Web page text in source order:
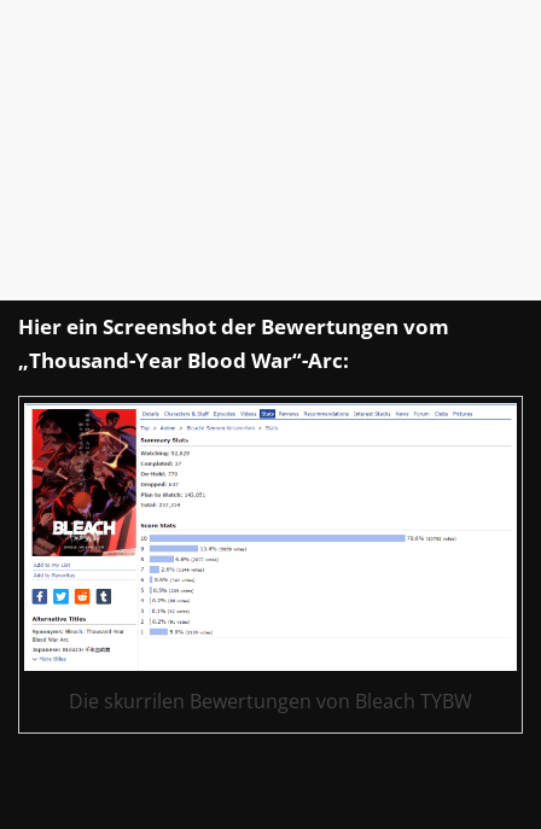
Hier ein Screenshot der Bewertungen vom
„Thousand-Year Blood War“-Arc:
Die skurrilen Bewertungen von Bleach TYBW